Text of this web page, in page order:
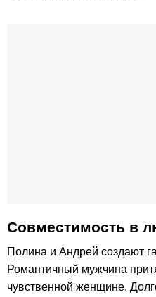
Совместимость в
Полина и Андрей создают
Романтичный мужчина
чувственной женщине.